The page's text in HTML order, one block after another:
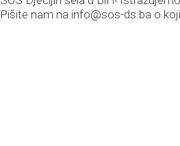
Pišite nam na info@sos-ds.ba o